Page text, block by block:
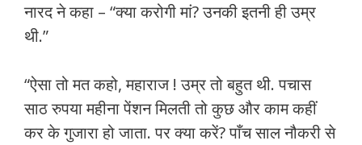
नारद ने कहा – “क्या करोगी मां? उनकी इतनी ही उम्र
थी.”
“ऐसा तो मत कहो, महाराज ! उम्र तो बहुत थी. पचास
साठ रुपया महीना पेंशन मिलती तो कुछ और काम कहीं
कर के गुजारा हो जाता. पर क्या करें? पाँच साल नौकरी से